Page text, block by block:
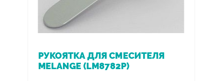
РУКОЯТКА ДЛЯ СМЕСИТЕЛЯ
MELANGE (LM8782P)